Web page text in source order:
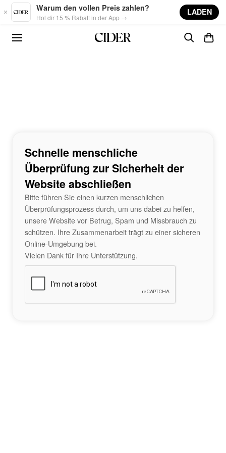
Skip to main content
Warum den vollen Preis zahlen?
Hol dir 15 % Rabatt in der App →
LADEN
Schnelle menschliche
Überprüfung zur Sicherheit der
Website abschließen
Bitte führen Sie einen kurzen menschlichen
Überprüfungsprozess durch, um uns dabei zu helfen,
unsere Website vor Betrug, Spam und Missbrauch zu
schützen. Ihre Zusammenarbeit trägt zu einer sicheren
Online-Umgebung bei.
Vielen Dank für Ihre Unterstützung.